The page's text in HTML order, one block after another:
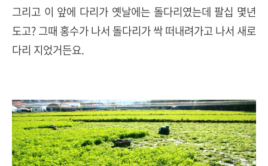
그리고 이 앞에 다리가 옛날에는 돌다리였는데 팔십 몇년
도고? 그때 홍수가 나서 돌다리가 싹 떠내려가고 나서 새로
다리 지었거든요.